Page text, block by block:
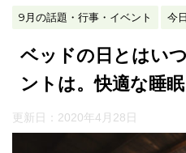
9月の話題・行事・イベント 今
ベッドの日とはい
ントは。快適な睡眠
更新日： 2020年4月28日